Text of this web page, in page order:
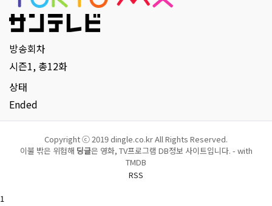
방송회차
시즌1, 총12화
상태
Ended
Copyright ⓒ 2019 dingle.co.kr All Rights Reserved.
이불 밖은 위험해 딩글은 영화, TV프로그램 DB정보 사이트입니다. - with
TMDB
RSS
1